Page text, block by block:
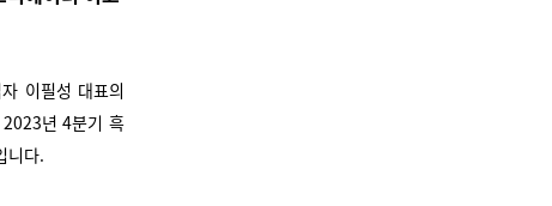
이필성 대표의
2023년 4분기 흑
니다.